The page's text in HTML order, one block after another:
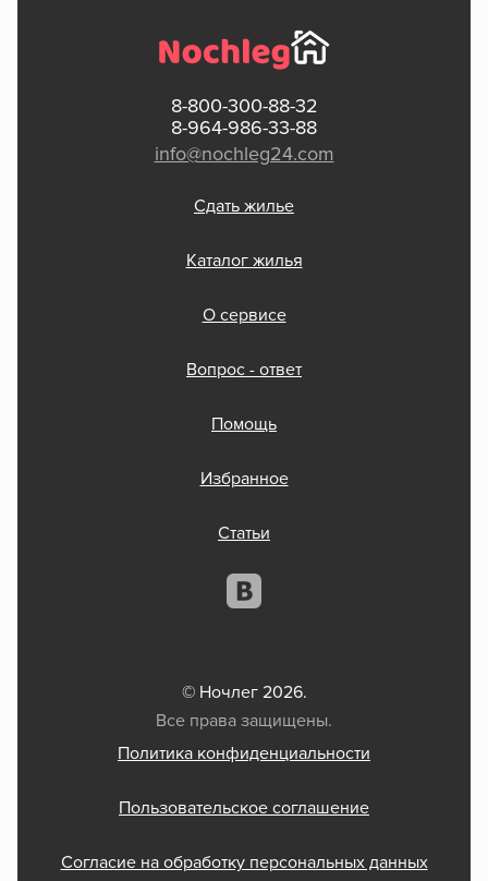
8-800-300-88-32
8-964-986-33-88
info@nochleg24.com
Сдать жилье
Каталог жилья
О сервисе
Вопрос - ответ
Помощь
Избранное
Статьи
© Ночлег 2026.
Все права защищены.
Политика конфиденциальности
Пользовательское соглашение
Согласие на обработку персональных данных